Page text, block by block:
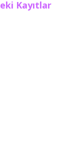
Kayıtlar